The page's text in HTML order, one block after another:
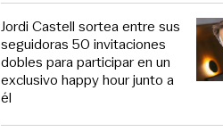
Jordi Castell sortea entre sus
seguidoras 50 invitaciones
dobles para participar en un
exclusivo happy hour junto a
él